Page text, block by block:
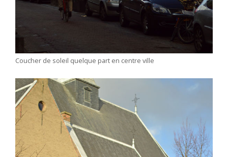
Coucher de soleil quelque part en centre ville